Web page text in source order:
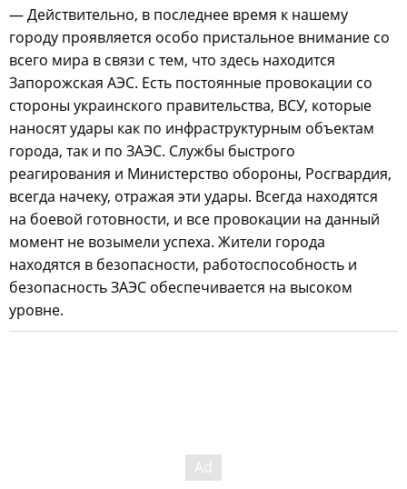
— Действительно, в последнее время к нашему
городу проявляется особо пристальное внимание со
всего мира в связи с тем, что здесь находится
Запорожская АЭС. Есть постоянные провокации со
стороны украинского правительства, ВСУ, которые
наносят удары как по инфраструктурным объектам
города, так и по ЗАЭС. Службы быстрого
реагирования и Министерство обороны, Росгвардия,
всегда начеку, отражая эти удары. Всегда находятся
на боевой готовности, и все провокации на данный
момент не возымели успеха. Жители города
находятся в безопасности, работоспособность и
безопасность ЗАЭС обеспечивается на высоком
уровне.